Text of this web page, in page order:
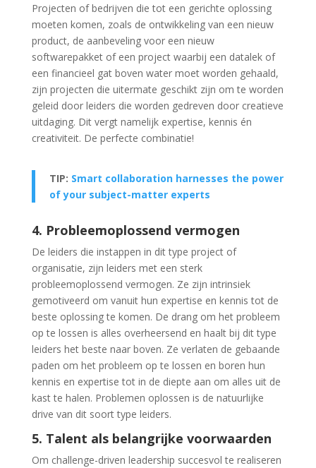
Projecten of bedrijven die tot een gerichte oplossing
moeten komen, zoals de ontwikkeling van een nieuw
product, de aanbeveling voor een nieuw
softwarepakket of een project waarbij een datalek of
een financieel gat boven water moet worden gehaald,
zijn projecten die uitermate geschikt zijn om te worden
geleid door leiders die worden gedreven door creatieve
uitdaging. Dit vergt namelijk expertise, kennis én
creativiteit. De perfecte combinatie!
TIP: Smart collaboration harnesses the power
of your subject-matter experts
4. Probleemoplossend vermogen
De leiders die instappen in dit type project of
organisatie, zijn leiders met een sterk
probleemoplossend vermogen. Ze zijn intrinsiek
gemotiveerd om vanuit hun expertise en kennis tot de
beste oplossing te komen. De drang om het probleem
op te lossen is alles overheersend en haalt bij dit type
leiders het beste naar boven. Ze verlaten de gebaande
paden om het probleem op te lossen en boren hun
kennis en expertise tot in de diepte aan om alles uit de
kast te halen. Problemen oplossen is de natuurlijke
drive van dit soort type leiders.
5. Talent als belangrijke voorwaarden
Om challenge-driven leadership succesvol te realiseren